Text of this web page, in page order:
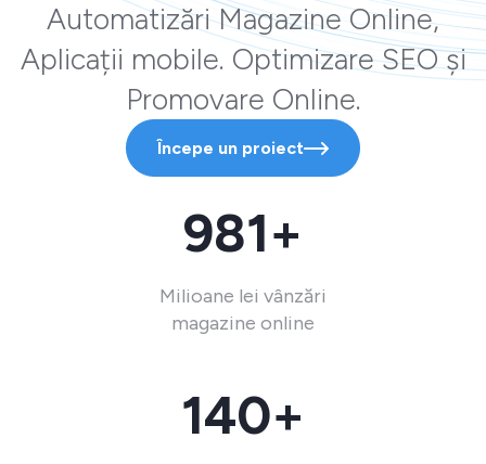
Automatizări Magazine Online,
Aplicații mobile. Optimizare SEO și
Promovare Online.
Începe un proiect
981+
Milioane lei vânzări
magazine online
140+